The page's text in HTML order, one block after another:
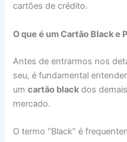
cartões de crédito.
O que é um Cartão Black e
Antes de entrarmos nos
seu, é fundamental
umcartão black dos
mercado.
O termo “Black” é